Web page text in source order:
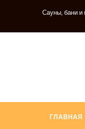
Сауны, бани
ГЛАВНАЯ